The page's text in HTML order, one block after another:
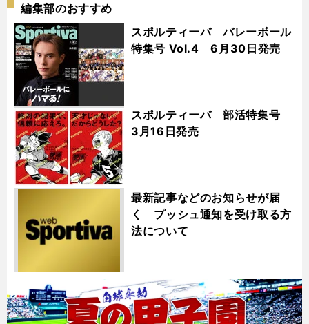
編集部のおすすめ
スポルティーバ バレーボール
特集号 Vol.4 6月30日発売
スポルティーバ 部活特集号
3月16日発売
最新記事などのお知らせが届
く プッシュ通知を受け取る方
法について